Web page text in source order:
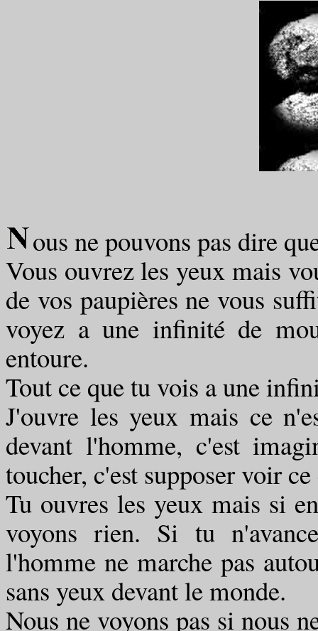
ous ne pouvons pas dire
Vous ouvrez les yeux mais
de vos paupières ne vous
voyez a une infinité de
entoure.
Tout ce que tu vois a une
J'ouvre les yeux mais ce
devant l'homme, c'est
toucher, c'est supposer voir
Tu ouvres les yeux mais si
voyons rien. Si tu
l'homme ne marche pas
sans yeux devant le monde.
Nous ne voyons pas si nous